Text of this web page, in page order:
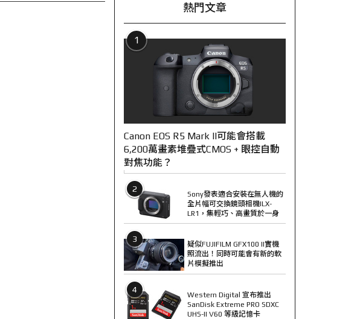
熱門文章
1
Canon EOS R5 Mark II可能會搭載
6,200萬畫素堆疊式CMOS + 眼控自動
對焦功能？
2
Sony發表適合安裝在無人機的
全片幅可交換鏡頭相機ILX-
LR1，集輕巧、高畫質於一身
3
疑似FUJIFILM GFX100 II實機
照流出！同時可能會有新的軟
片模擬推出
4
Western Digital 宣布推出
SanDisk Extreme PRO SDXC
UHS-II V60 等級記憶卡